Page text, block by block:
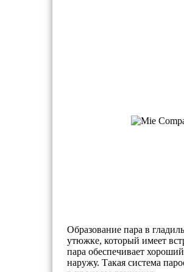
Образование пара в
утюжке, который имеет
пара обеспечивает
наружу. Такая система